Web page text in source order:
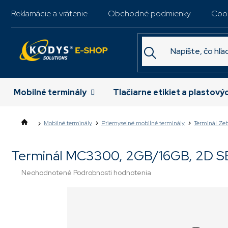
Reklamácie a vrátenie Obchodné podmienky
Mobilné terminály Tlačiarne etikiet a
Mobilné terminály Priemyselné mobilné terminály Terminál
Terminál MC3300, 2GB/16GB, 2D
Priemerné
Neohodnotené Podrobnosti hodnotenia